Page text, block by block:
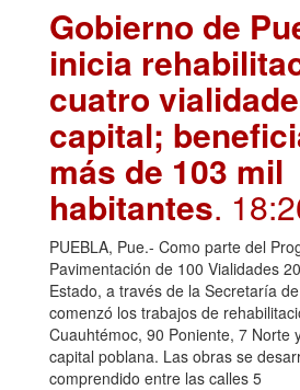
Gobierno de
inicia
cuatro
capital;
más de 103 mil
habitantes.
PUEBLA, Pue.- Como parte del
Pavimentación de 100 Vialidades
Estado, a través de la Secretaría
comenzó los trabajos de
Cuauhtémoc, 90 Poniente, 7 Norte
capital poblana. Las obras se
comprendido entre las calles 5